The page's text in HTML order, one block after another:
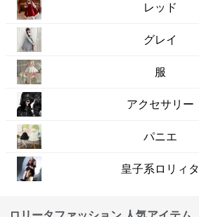
レッド
グレイ
服
アクセサリー
パニエ
皇子系ロリィタ